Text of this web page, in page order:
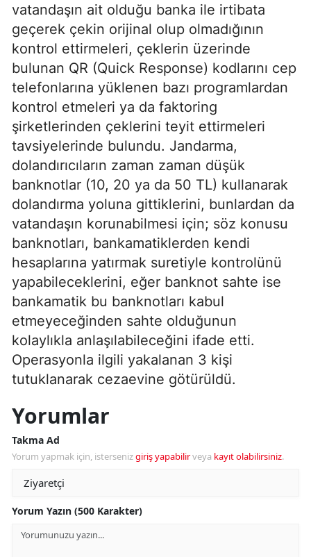
vatandaşın ait olduğu banka ile irtibata
geçerek çekin orijinal olup olmadığının
kontrol ettirmeleri, çeklerin üzerinde
bulunan QR (Quick Response) kodlarını cep
telefonlarına yüklenen bazı programlardan
kontrol etmeleri ya da faktoring
şirketlerinden çeklerini teyit ettirmeleri
tavsiyelerinde bulundu. Jandarma,
dolandırıcıların zaman zaman düşük
banknotlar (10, 20 ya da 50 TL) kullanarak
dolandırma yoluna gittiklerini, bunlardan da
vatandaşın korunabilmesi için; söz konusu
banknotları, bankamatiklerden kendi
hesaplarına yatırmak suretiyle kontrolünü
yapabileceklerini, eğer banknot sahte ise
bankamatik bu banknotları kabul
etmeyeceğinden sahte olduğunun
kolaylıkla anlaşılabileceğini ifade etti.
Operasyonla ilgili yakalanan 3 kişi
tutuklanarak cezaevine götürüldü.
Yorumlar
Takma Ad
Yorum yapmak için, istersenizgiriş yapabilirveya kayıt olabilirsiniz.
Yorum Yazın (500 Karakter)